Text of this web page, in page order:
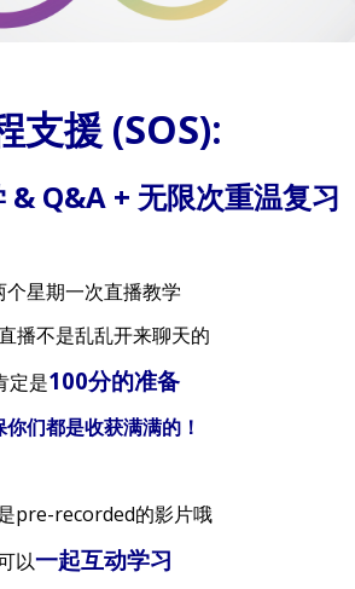
支援 (SOS):
& Q&A + 无限次重温复习
个星期一次直播教学
播不是乱乱开来聊天的
定是100分的准备
你们都是收获满满的！
pre-recorded的影片哦
以一起互动学习